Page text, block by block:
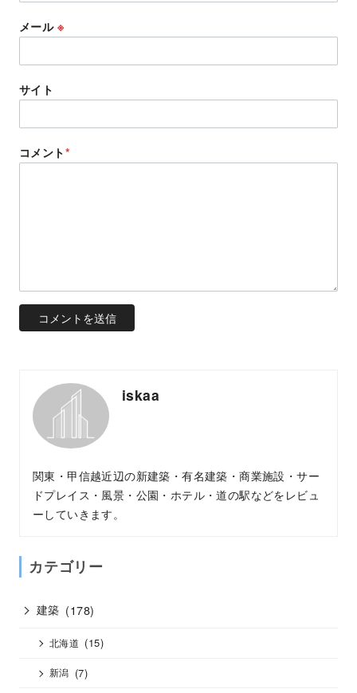
メール ※
サイト
コメント*
iskaa
関東・甲信越近辺の新建築・有名建築・商業施設・サー
ドプレイス・風景・公園・ホテル・道の駅などをレビュ
ーしていきます。
カテゴリー
建築 (178)
北海道 (15)
新潟 (7)